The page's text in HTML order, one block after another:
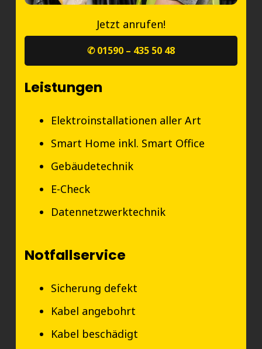
Jetzt anrufen!
✆ 01590 – 435 50 48
Leistungen
Elektroinstallationen aller Art
Smart Home inkl. Smart Office
Gebäudetechnik
E-Check
Datennetzwerktechnik
Notfallservice
Sicherung defekt
Kabel angebohrt
Kabel beschädigt